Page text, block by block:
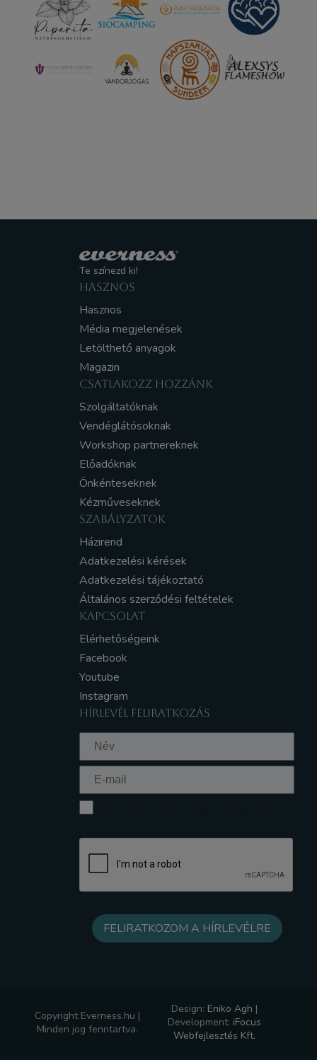
Te színezd ki!
HASZNOS
Hasznos
Média megjelenések
Letölthető anyagok
Magazin
CSATLAKOZZ HOZZÁNK
Szolgáltatóknak
Vendéglátósoknak
Workshop partnereknek
Előadóknak
Önkénteseknek
Kézműveseknek
SZABÁLYZATOK
Házirend
Adatkezelési kérések
Adatkezelési tájékoztató
Általános szerződési feltételek
KAPCSOLAT
Elérhetőségeink
Facebook
Youtube
Instagram
HÍRLEVÉL FELIRATKOZÁS
Copyright Everness.hu |
Minden jog fenntartva.
Design: Eniko Agh |
Development: iFocus
Webfejlesztés Kft.